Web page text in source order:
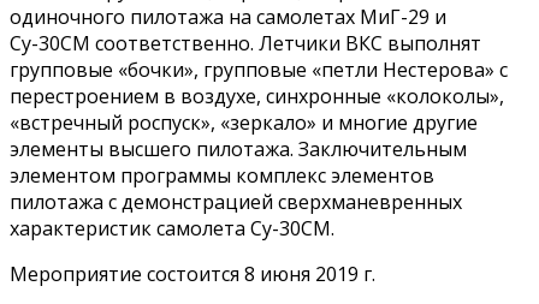
одиночного пилотажа на самолетах МиГ-29 и
Су-30СМ соответственно. Летчики ВКС выполнят
групповые «бочки», групповые «петли Нестерова» с
перестроением в воздухе, синхронные «колоколы»,
«встречный роспуск», «зеркало» и многие другие
элементы высшего пилотажа. Заключительным
элементом программы комплекс элементов
пилотажа с демонстрацией сверхманевренных
характеристик самолета Су-30СМ.
Мероприятие состоится 8 июня 2019 г.